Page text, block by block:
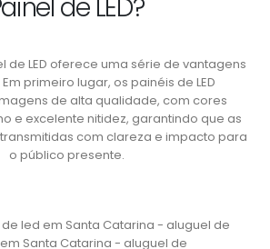
de LED?
de LED oferece uma série de vantagens
primeiro lugar, os painéis de LED
de alta qualidade, com cores
e excelente nitidez, garantindo que as
com clareza e impacto para
o público presente.